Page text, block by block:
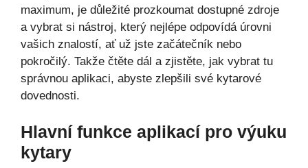
maximum, je důležité prozkoumat dostupné zdroje
a vybrat si nástroj, který nejlépe odpovídá úrovni
vašich znalostí, ať už jste začátečník nebo
pokročilý. Takže čtěte dál a zjistěte, jak vybrat tu
správnou aplikaci, abyste zlepšili své kytarové
dovednosti.
Hlavní funkce aplikací pro výuku
kytary